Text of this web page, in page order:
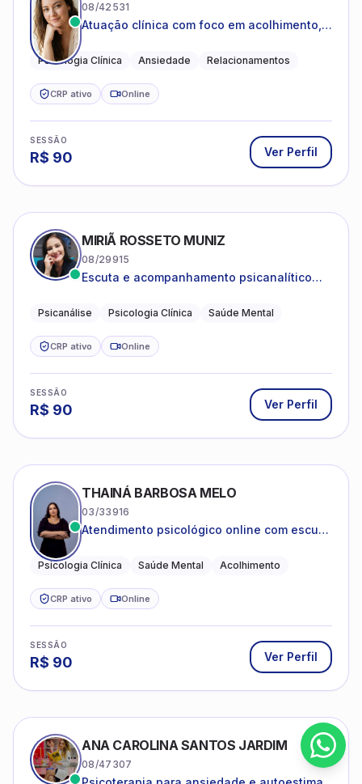
08/42531
Atuação clínica com foco em acolhimento,
Psicologia Clínica Ansiedade Relacionamentos
CRP ativo Online
SESSÃO
R$ 90 Ver Perfil
MIRIÃ ROSSETO MUNIZ
08/29915
Escuta e acompanhamento psicanalítico
Psicanálise Psicologia Clínica Saúde Mental
CRP ativo Online
SESSÃO
R$ 90 Ver Perfil
THAINÁ BARBOSA MELO
03/33916
Atendimento psicológico online com escuta
emocional
Psicologia Clínica Saúde Mental Acolhimento
CRP ativo Online
SESSÃO
R$ 90 Ver Perfil
ANA CAROLINA SANTOS JARDIM
08/47307